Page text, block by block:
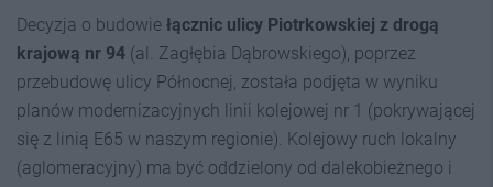
Decyzja o budowie łącznic ulicy Piotrkowskiej z drogą
krajową nr 94 (al. Zagłębia Dąbrowskiego), poprzez
przebudowę ulicy Północnej, została podjęta w wyniku
planów modernizacyjnych linii kolejowej nr 1 (pokrywającej
się z linią E65 w naszym regionie). Kolejowy ruch lokalny
(aglomeracyjny) ma być oddzielony od dalekobieżnego i